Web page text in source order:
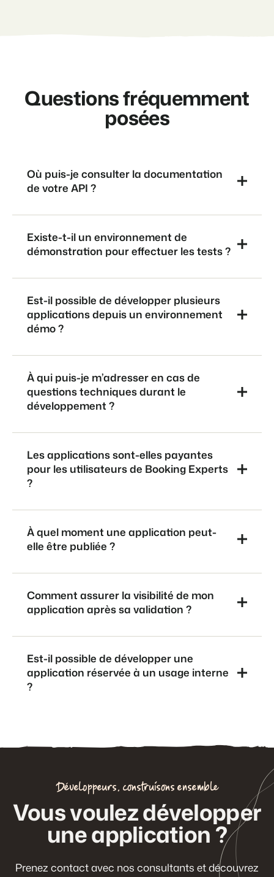
Questions fréquemment
posées
Où puis-je consulter la documentation
de votre API ?
Existe-t-il un environnement de
démonstration pour effectuer les tests ?
Est-il possible de développer plusieurs
applications depuis un environnement
démo ?
À qui puis-je m’adresser en cas de
questions techniques durant le
développement ?
Les applications sont-elles payantes
pour les utilisateurs de Booking Experts
?
À quel moment une application peut-
elle être publiée ?
Comment assurer la visibilité de mon
application après sa validation ?
Est-il possible de développer une
application réservée à un usage interne
?
Développeurs, construisons ensemble
Vous voulez développer
une application ?
Prenez contact avec nos consultants et découvrez